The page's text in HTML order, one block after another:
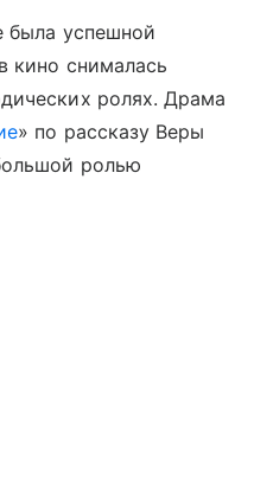
была успешной
кино снималась
ролях. Драма
» по рассказу Веры
ролью